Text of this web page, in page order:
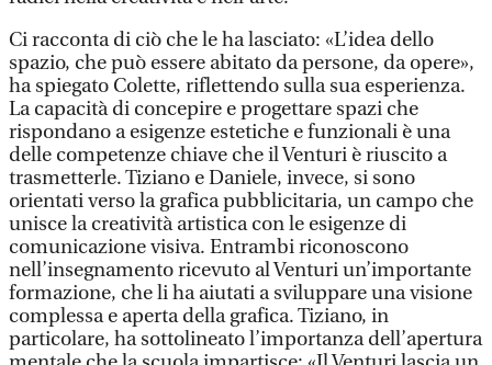
Ci racconta di ciò che le ha lasciato: «L’idea dello
spazio, che può essere abitato da persone, da opere»,
ha spiegato Colette, riflettendo sulla sua esperienza.
La capacità di concepire e progettare spazi che
rispondano a esigenze estetiche e funzionali è una
delle competenze chiave che il Venturi è riuscito a
trasmetterle. Tiziano e Daniele, invece, si sono
orientati verso la grafica pubblicitaria, un campo che
unisce la creatività artistica con le esigenze di
comunicazione visiva. Entrambi riconoscono
nell’insegnamento ricevuto al Venturi un’importante
formazione, che li ha aiutati a sviluppare una visione
complessa e aperta della grafica. Tiziano, in
particolare, ha sottolineato l’importanza dell’apertura